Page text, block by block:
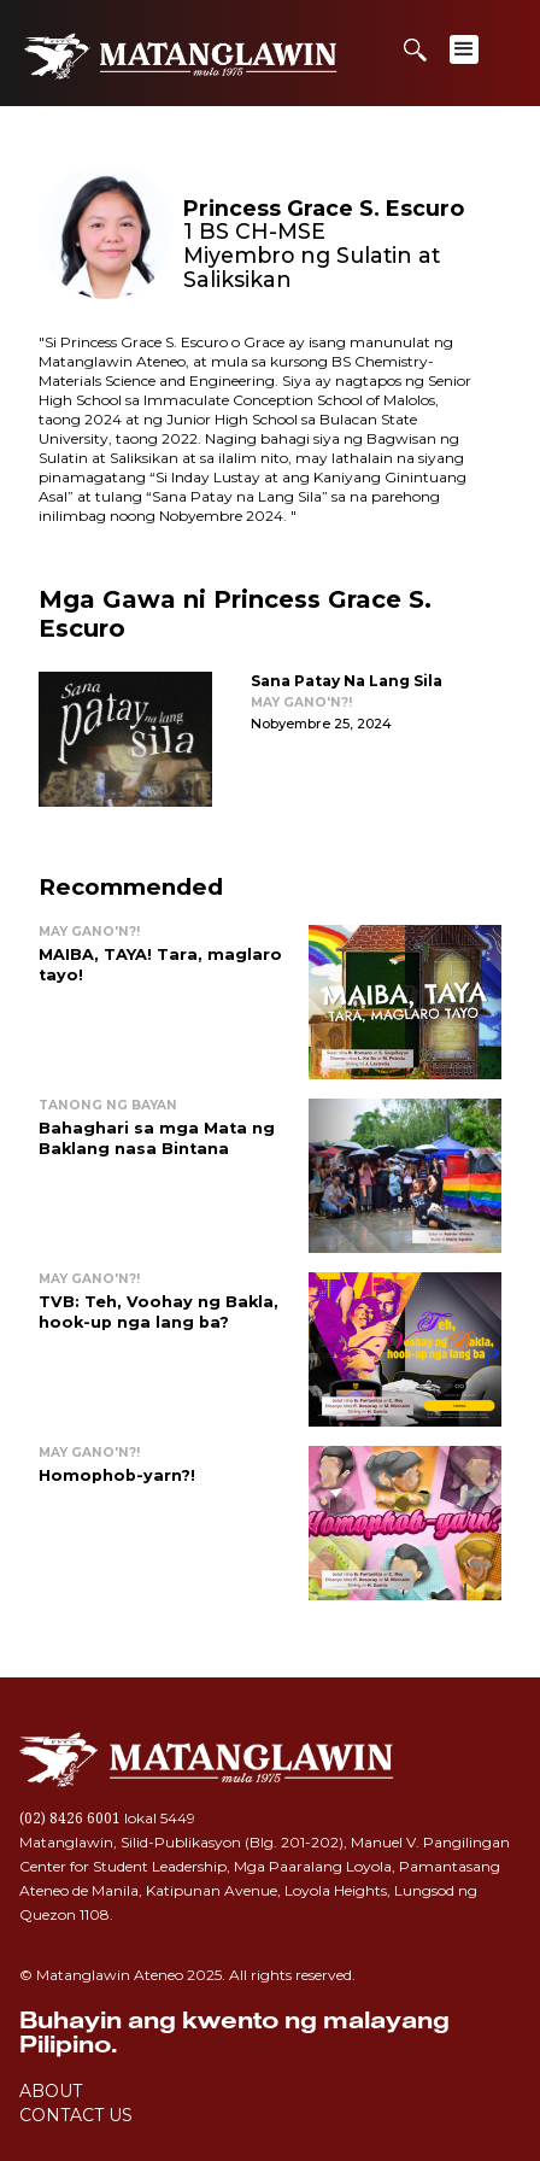
Princess Grace S. Escuro
1 BS CH-MSE
Miyembro ng Sulatin at
Saliksikan
"Si Princess Grace S. Escuro o Grace ay isang manunulat ng
Matanglawin Ateneo, at mula sa kursong BS Chemistry-
Materials Science and Engineering. Siya ay nagtapos ng Senior
High School sa Immaculate Conception School of Malolos,
taong 2024 at ng Junior High School sa Bulacan State
University, taong 2022. Naging bahagi siya ng Bagwisan ng
Sulatin at Saliksikan at sa ilalim nito, may lathalain na siyang
pinamagatang “Si Inday Lustay at ang Kaniyang Ginintuang
Asal” at tulang “Sana Patay na Lang Sila” sa na parehong
inilimbag noong Nobyembre 2024. "
Mga Gawa ni Princess Grace S.
Escuro
Sana Patay Na Lang Sila
MAY GANO'N?!
Nobyembre 25, 2024
Recommended
MAY GANO'N?!
MAIBA, TAYA! Tara, maglaro
tayo!
TANONG NG BAYAN
Bahaghari sa mga Mata ng
Baklang nasa Bintana
MAY GANO'N?!
TVB: Teh, Voohay ng Bakla,
hook-up nga lang ba?
MAY GANO'N?!
Homophob-yarn?!
(02) 8426 6001 lokal 5449
Matanglawin, Silid-Publikasyon (Blg. 201-202), Manuel V. Pangilingan
Center for Student Leadership, Mga Paaralang Loyola, Pamantasang
Ateneo de Manila, Katipunan Avenue, Loyola Heights, Lungsod ng
Quezon 1108.
© Matanglawin Ateneo 2025. All rights reserved.
Buhayin ang kwento ng malayang
Pilipino.
ABOUT
CONTACT US